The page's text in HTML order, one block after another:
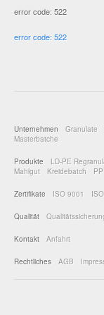
error code: 522
error code: 522
Unternehmen Granulate
Masterbatche
Produkte LD-PE
Mahlgut
Kreidebatch
Zertifikate ISO 9001
Qualität
Kontakt Anfahrt
Rechtliches AGB